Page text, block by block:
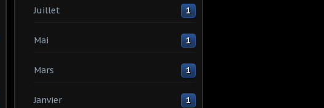
Juillet 1
Mai 1
Mars 1
Janvier 1